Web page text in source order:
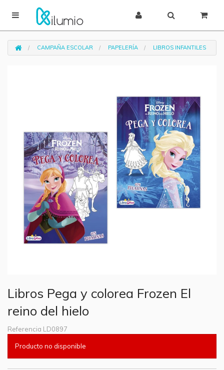
CAMPAÑA ESCOLAR PAPELERÍA LIBROS INFANTILES
Libros Pega y colorea Frozen El
reino del hielo
Referencia LD0897
Producto no disponible